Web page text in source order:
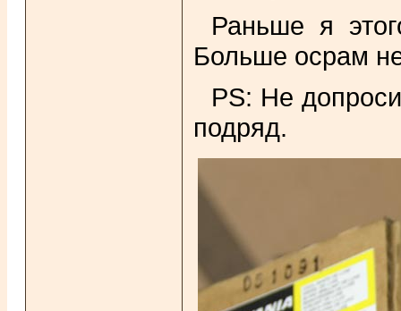
Раньше я
Больше осрам
PS: Не
подряд.